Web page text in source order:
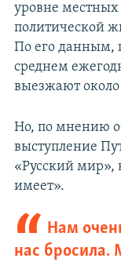
уровне местных
политической
По его данным,
среднем
выезжают около
Но, по мнению
выступление
«Русский мир»,
имеет».
Нам
нас бросила.